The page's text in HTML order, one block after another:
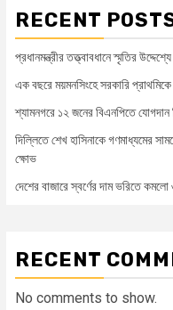
RECENT
প্রধানমন্ত্রীর তত্ত্বাবধানে স্মৃতির
এক বছরে ময়মনসিংহে সরকারি প্রাথমিকে
শ্যামনগরে ১২ জনের বিএনপিতে যোগদান
দিল্লিতে শেখ হাসিনাকে গণমাধ্যমের
ক্ষোভ
দেশের বাজারে স্বর্ণের দাম ভরিতে
RECENT
No comments to show.